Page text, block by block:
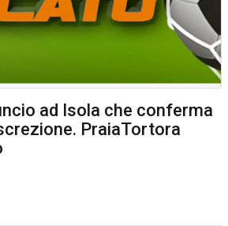
ad Isola che conferma
PraiaTortora